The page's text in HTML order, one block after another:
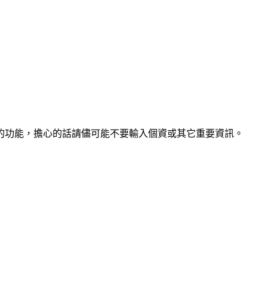
能，擔心的話請儘可能不要輸入個資或其它重要資訊。